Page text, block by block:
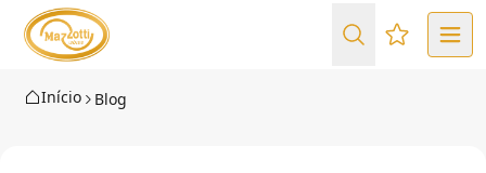
Favoritos
Início Blog